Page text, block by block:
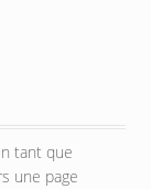
tant que
une page